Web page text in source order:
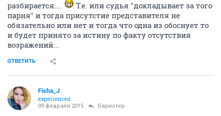
разбирается....
Т.е. или судья "докладывает за того
парня" и тогда присутстие представителя не
обязательно или нет и тогда что одна из обоснует то
и будет принято за истину по факту отсутствия
возражений...
ОТВЕТИТЬ
Fisha_J
experienced
09 февраля 2015 Баристер